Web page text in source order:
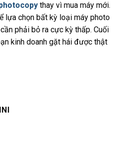
thay vì mua máy mới.
lựa chọn bất kỳ loại máy photo
phải bỏ ra cực kỳ thấp. Cuối
kinh doanh gặt hái được thật